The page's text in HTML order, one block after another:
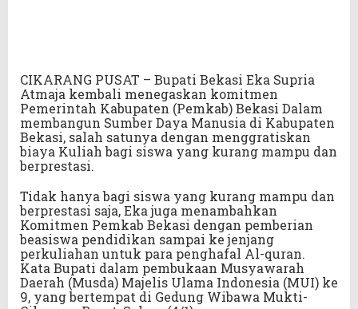
CIKARANG PUSAT – Bupati Bekasi Eka Supria
Atmaja kembali menegaskan komitmen
Pemerintah Kabupaten (Pemkab) Bekasi Dalam
membangun Sumber Daya Manusia di Kabupaten
Bekasi, salah satunya dengan menggratiskan
biaya Kuliah bagi siswa yang kurang mampu dan
berprestasi.
Tidak hanya bagi siswa yang kurang mampu dan
berprestasi saja, Eka juga menambahkan
Komitmen Pemkab Bekasi dengan pemberian
beasiswa pendidikan sampai ke jenjang
perkuliahan untuk para penghafal Al-quran.
Kata Bupati dalam pembukaan Musyawarah
Daerah (Musda) Majelis Ulama Indonesia (MUI) ke
9, yang bertempat di Gedung Wibawa Mukti-